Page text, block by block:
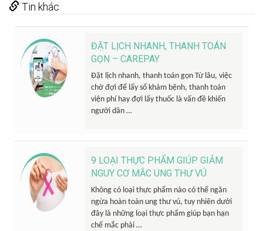
Tin khác
ĐẶT LỊCH NHANH, THANH TOÁN
GỌN – CAREPAY
Đặt lịch nhanh, thanh toán gọn Từ lâu, việc
chờ đợi để lấy số khám bệnh, thanh toán
viện phí hay đợi lấy thuốc là vấn đề khiến
người dân …
9 LOẠI THỰC PHẨM GIÚP GIẢM
NGUY CƠ MẮC UNG THƯ VÚ
Không có loại thực phẩm nào có thể ngăn
ngừa hoàn toàn ung thư vú, tuy nhiên dưới
đây là những loại thực phẩm giúp bạn hạn
chế mắc phải …